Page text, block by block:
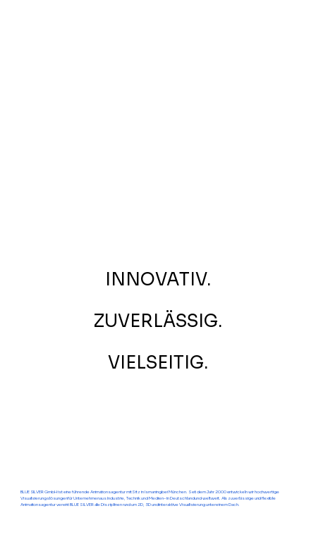
INNOVATIV.
ZUVERLÄSSIG.
VIELSEITIG.
BLUE SILVER GmbH ist eine führende Animationsagentur mit Sitz in Ismaning bei München. Seit dem Jahr 2000 entwickeln wir hochwertige
Visualisierungslösungen für Unternehmen aus Industrie, Technik und Medien – in Deutschland und weltweit. Als zuverlässige und flexible
Animationsagentur vereint BLUE SILVER alle Disziplinen rund um 2D, 3D und interaktive Visualisierung unter einem Dach.